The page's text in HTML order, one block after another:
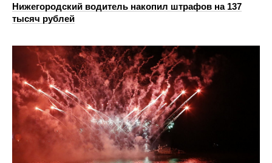
Нижегородский водитель накопил штрафов на 137
тысяч рублей